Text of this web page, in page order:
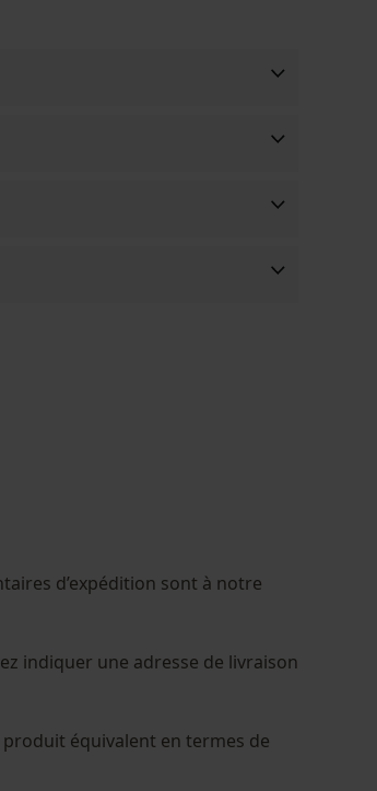
d’expédition sont à notre
indiquer une adresse de livraison
équivalent en termes de